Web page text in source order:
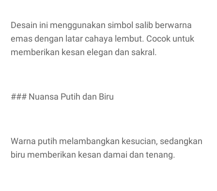
Desain ini menggunakan simbol salib berwarna
emas dengan latar cahaya lembut. Cocok untuk
memberikan kesan elegan dan sakral.
### Nuansa Putih dan Biru
Warna putih melambangkan kesucian, sedangkan
biru memberikan kesan damai dan tenang.